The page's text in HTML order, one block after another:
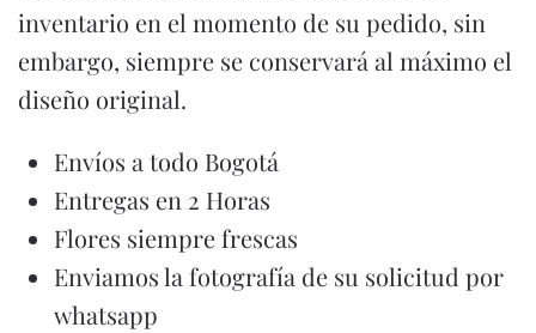
inventario en el momento de su pedido, sin
embargo, siempre se conservará al máximo el
diseño original.
Envíos a todo Bogotá
Entregas en 2 Horas
Flores siempre frescas
Enviamos la fotografía de su solicitud por
whatsapp